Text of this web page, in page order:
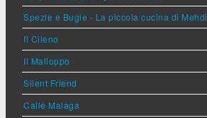
Spezie e Bugie - La piccola cucina di Mehdi
Il Cileno
Il Malloppo
Silent Friend
Calle Malaga